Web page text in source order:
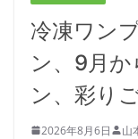
冷凍ワン
ン、9月
ン、彩り
2026年8月6日 山